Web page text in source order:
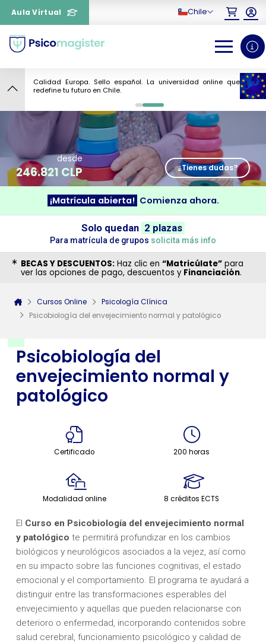
Aula Virtual Chile
Calidad Europa. Sello español. La universidad online que
redefine tu futuro en Chile.
0 1
Psicobiología del
envejecimiento normal y
patológico
Certificado 200 horas
Modalidad online 8 créditos ECTS
El Curso en Psicobiología del envejecimiento normal
y patológico te permitirá profundizar en los cambios
biológicos y neurológicos asociados a la vejez, así como
en su impacto sobre las funciones cognitivas, el estado
emocional y el comportamiento. El programa te ayudará a
distinguir entre las transformaciones esperables del
envejecimiento y aquellas que pueden relacionarse con
deterioro o enfermedad, incorporando contenidos sobre
salud cerebral, funcionamiento psicológico y calidad de
9
desde
246.821 CLP ¿Tienes dudas?
¡Matrícula abierta! Comienza ahora.
Solo quedan 2 plazas
Para matrícula de grupos solicita más info
BECAS Y DESCUENTOS: Haz clic en “Matricúlate” para
ver las opciones de pago, descuentos y Financiación.
Cursos Online
Psicología Clínica
Psicobiología del envejecimiento normal y patológico
¿Necesitas más información
sobre un curso?